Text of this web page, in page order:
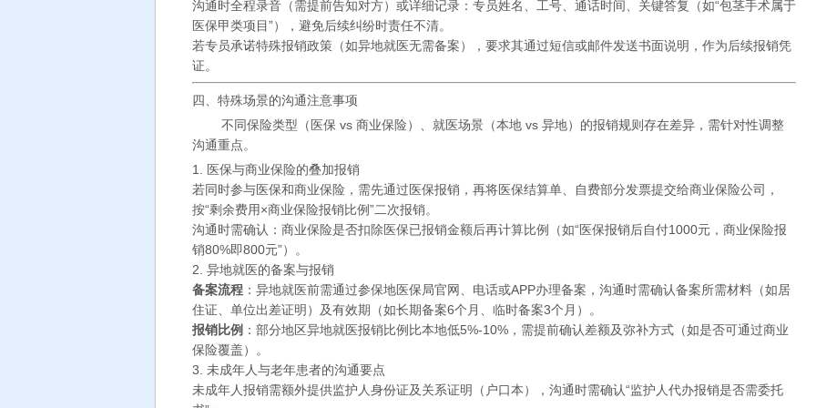
沟通时全程录音（需提前告知对方）或详细记录：专员姓名、工号、通话时间、关键答复（如“包茎手术属于
医保甲类项目”），避免后续纠纷时责任不清。
若专员承诺特殊报销政策（如异地就医无需备案），要求其通过短信或邮件发送书面说明，作为后续报销凭
证。
四、特殊场景的沟通注意事项
不同保险类型（医保 vs 商业保险）、就医场景（本地 vs 异地）的报销规则存在差异，需针对性调整
沟通重点。
1. 医保与商业保险的叠加报销
若同时参与医保和商业保险，需先通过医保报销，再将医保结算单、自费部分发票提交给商业保险公司，
按“剩余费用×商业保险报销比例”二次报销。
沟通时需确认：商业保险是否扣除医保已报销金额后再计算比例（如“医保报销后自付1000元，商业保险报
销80%即800元”）。
2. 异地就医的备案与报销
备案流程 ：异地就医前需通过参保地医保局官网、电话或APP办理备案，沟通时需确认备案所需材料（如居
住证、单位出差证明）及有效期（如长期备案6个月、临时备案3个月）。
报销比例 ：部分地区异地就医报销比例比本地低5%-10%，需提前确认差额及弥补方式（如是否可通过商业
保险覆盖）。
3. 未成年人与老年患者的沟通要点
未成年人报销需额外提供监护人身份证及关系证明（户口本），沟通时需确认“监护人代办报销是否需委托